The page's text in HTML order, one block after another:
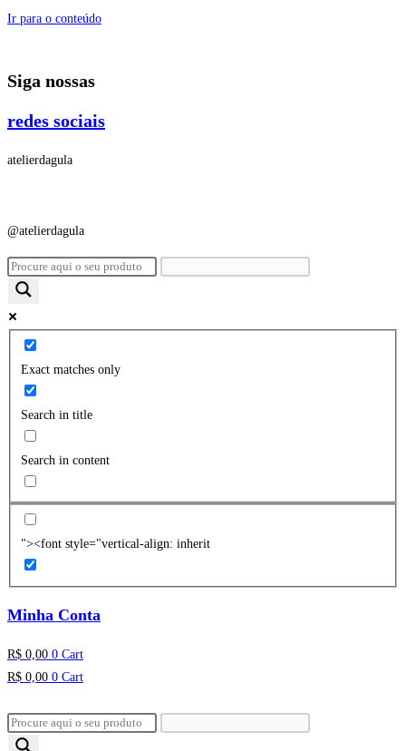
Ir para o conteúdo
Siga nossas
redes sociais
atelierdagula
@atelierdagula
Exact matches only
Search in title
Search in content
"><font style="vertical-align: inherit
Minha Conta
R$ 0,00 0 Cart
R$ 0,00 0 Cart